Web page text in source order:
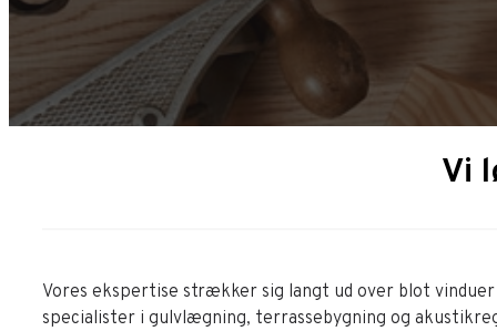
Vi
Vores ekspertise strækker sig langt ud over blot vinduer
specialister i gulvlægning, terrassebygning og